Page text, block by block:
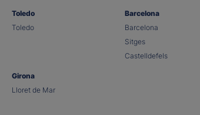
Toledo
Toledo
Barcelona
Barcelona
Sitges
Castelldefels
Girona
Lloret de Mar